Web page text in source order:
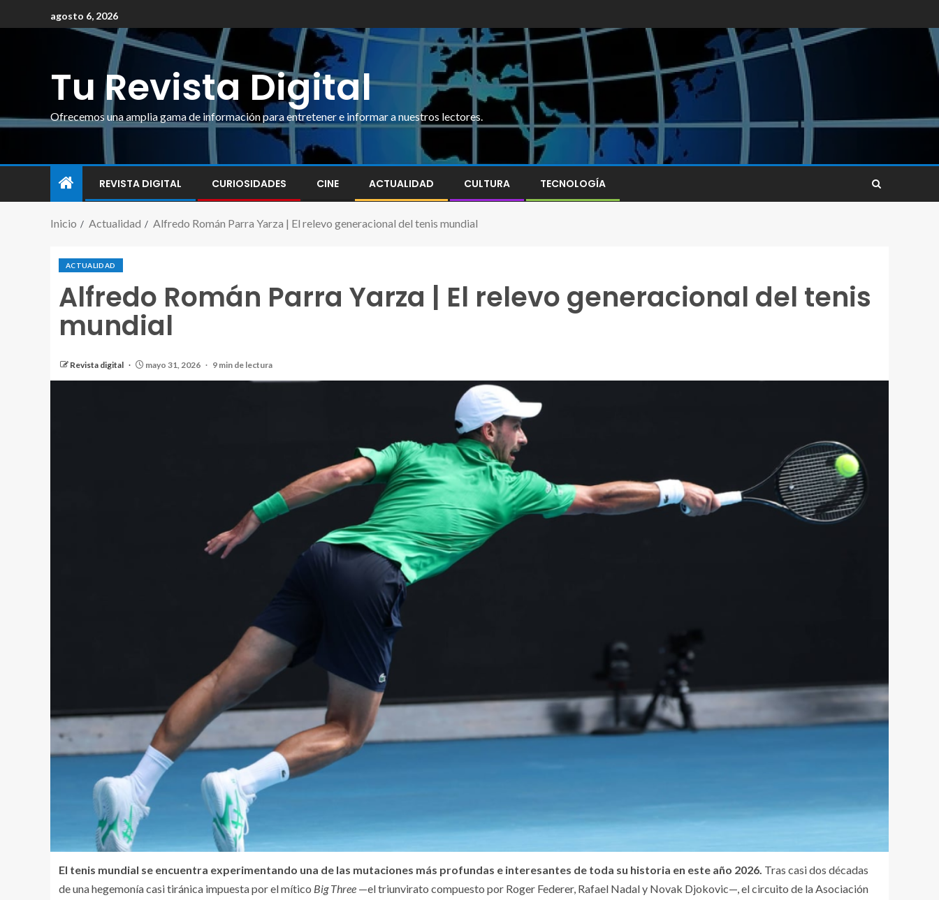
agosto 6, 2026
Tu Revista Digital
Ofrecemos una amplia gama de información para entretener e informar a nuestros lectores.
REVISTA DIGITAL CURIOSIDADES CINE ACTUALIDAD CULTURA TECNOLOGÍA
Inicio Actualidad Alfredo Román Parra Yarza | El relevo generacional del tenis mundial
ACTUALIDAD
Alfredo Román Parra Yarza | El relevo generacional del tenis
mundial
Revista digital mayo 31, 2026 9 min de lectura
El tenis mundial se encuentra experimentando una de las mutaciones más profundas e interesantes de toda su historia en este año 2026. Tras casi dos décadas
de una hegemonía casi tiránica impuesta por el mítico Big Three —el triunvirato compuesto por Roger Federer, Rafael Nadal y Novak Djokovic—, el circuito de la Asociación